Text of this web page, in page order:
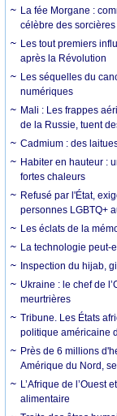
La fée Morgane :
célèbre des
Les tout premiers
après la Révolution
Les séquelles du
numériques
Mali : Les frappes
de la Russie, tuent
Cadmium : des
Habiter en hauteur :
fortes chaleurs
Refusé par l'État,
personnes LGBTQ+
Les éclats de la
La technologie peut-
Inspection du hijab,
Ukraine : le chef de
meurtrières
Tribune. Les États
politique américaine
Près de 6 millions
Amérique du Nord,
L’Afrique de l’Ouest
alimentaire